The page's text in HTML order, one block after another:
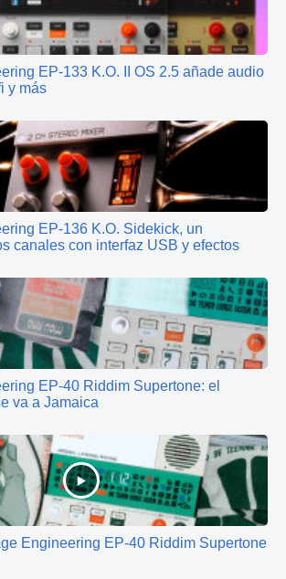
EP‑133 K.O. II OS 2.5 añade audio
y más
EP‑136 K.O. Sidekick, un
canales con interfaz USB y efectos
EP-40 Riddim Supertone: el
va a Jamaica
Engineering EP-40 Riddim Supertone